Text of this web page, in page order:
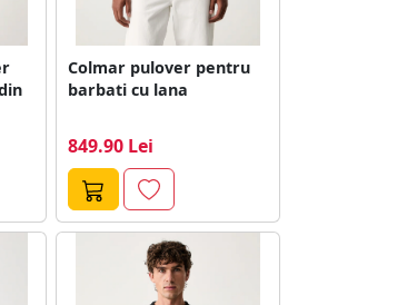
Colmar pulover pentru
barbati cu lana
849.90 Lei